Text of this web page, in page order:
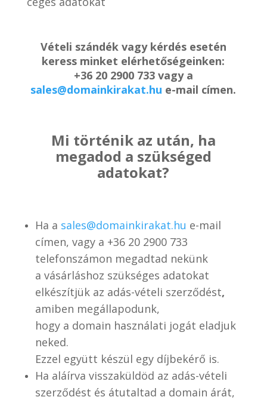
Vételi szándék vagy kérdés esetén
keress minket elérhetőségeinken:
+36 20 2900 733 vagy a
sales@domainkirakat.hu e-mail címen.
Mi történik az után, ha
megadod a szükséged
adatokat?
Ha a sales@domainkirakat.hu e-mail
címen, vagy a +36 20 2900 733
telefonszámon megadtad nekünk
a vásárláshoz szükséges adatokat
elkészítjük az adás-vételi szerződést,
amiben megállapodunk,
hogy a domain használati jogát eladjuk
neked.
Ezzel együtt készül egy díjbekérő is.
Ha aláírva visszaküldöd az adás-vételi
szerződést és átutaltad a domain árát,